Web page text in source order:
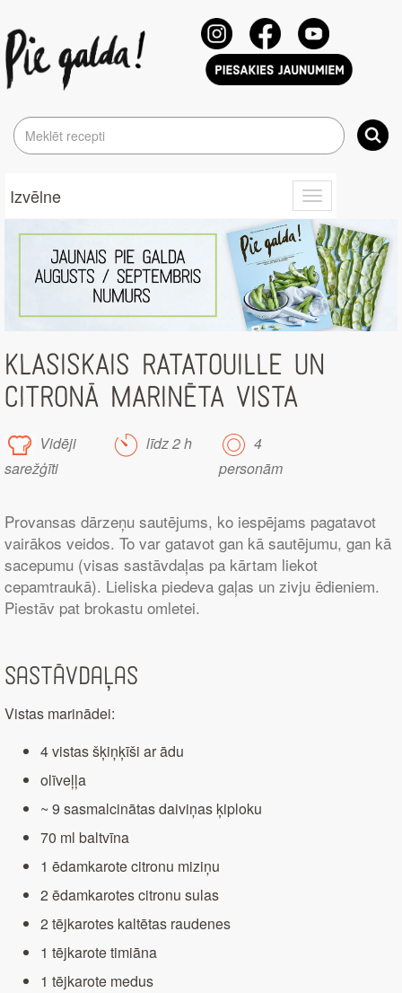
Toggle
navigation
Izvēlne
KLASISKAIS RATATOUILLE UN
CITRONĀ MARINĒTA VISTA
Vidēji
sarežģīti
līdz 2 h
4
personām
Provansas dārzeņu sautējums, ko iespējams pagatavot
vairākos veidos. To var gatavot gan kā sautējumu, gan kā
sacepumu (visas sastāvdaļas pa kārtam liekot
cepamtraukā). Lieliska piedeva gaļas un zivju ēdieniem.
Piestāv pat brokastu omletei.
Sastāvdaļas
Vistas marinādei:
4 vistas šķiņķīši ar ādu
olīveļļa
~ 9 sasmalcinātas daiviņas ķiploku
70 ml baltvīna
1 ēdamkarote citronu miziņu
2 ēdamkarotes citronu sulas
2 tējkarotes kaltētas raudenes
1 tējkarote timiāna
1 tējkarote medus